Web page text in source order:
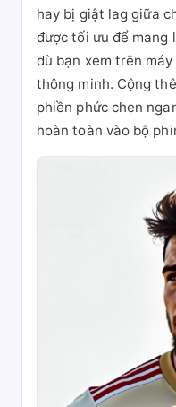
hay bị giật lag giữa
được tối ưu để mang
dù bạn xem trên
thông minh. Cộng
phiền phức chen
hoàn toàn vào bộ